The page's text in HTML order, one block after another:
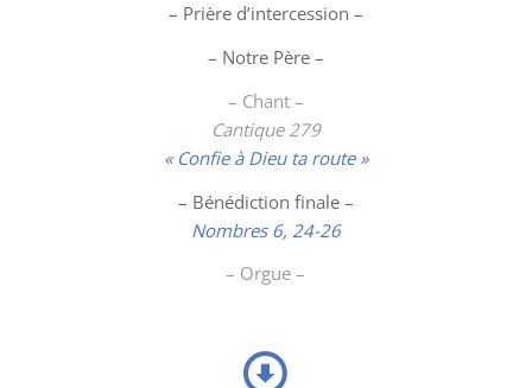
– Prière d’intercession –
– Notre Père –
– Chant –
Cantique 279
« Confie à Dieu ta route »
– Bénédiction finale –
Nombres 6, 24-26
– Orgue –